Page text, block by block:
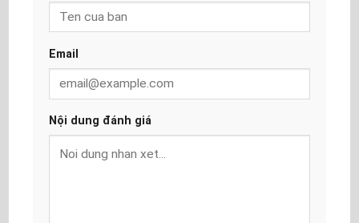
Email
Nội dung đánh giá